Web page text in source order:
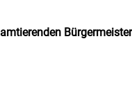
amtierenden Bürgermeister